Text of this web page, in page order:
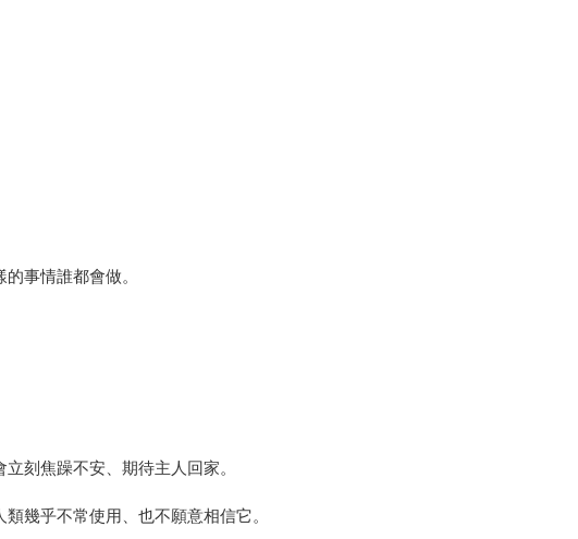
事情誰都會做。
刻焦躁不安、期待主人回家。
幾乎不常使用、也不願意相信它。